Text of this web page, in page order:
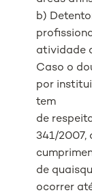
b)
atividade
Caso o
por
tem
de
341/2007,
de
ocorrer